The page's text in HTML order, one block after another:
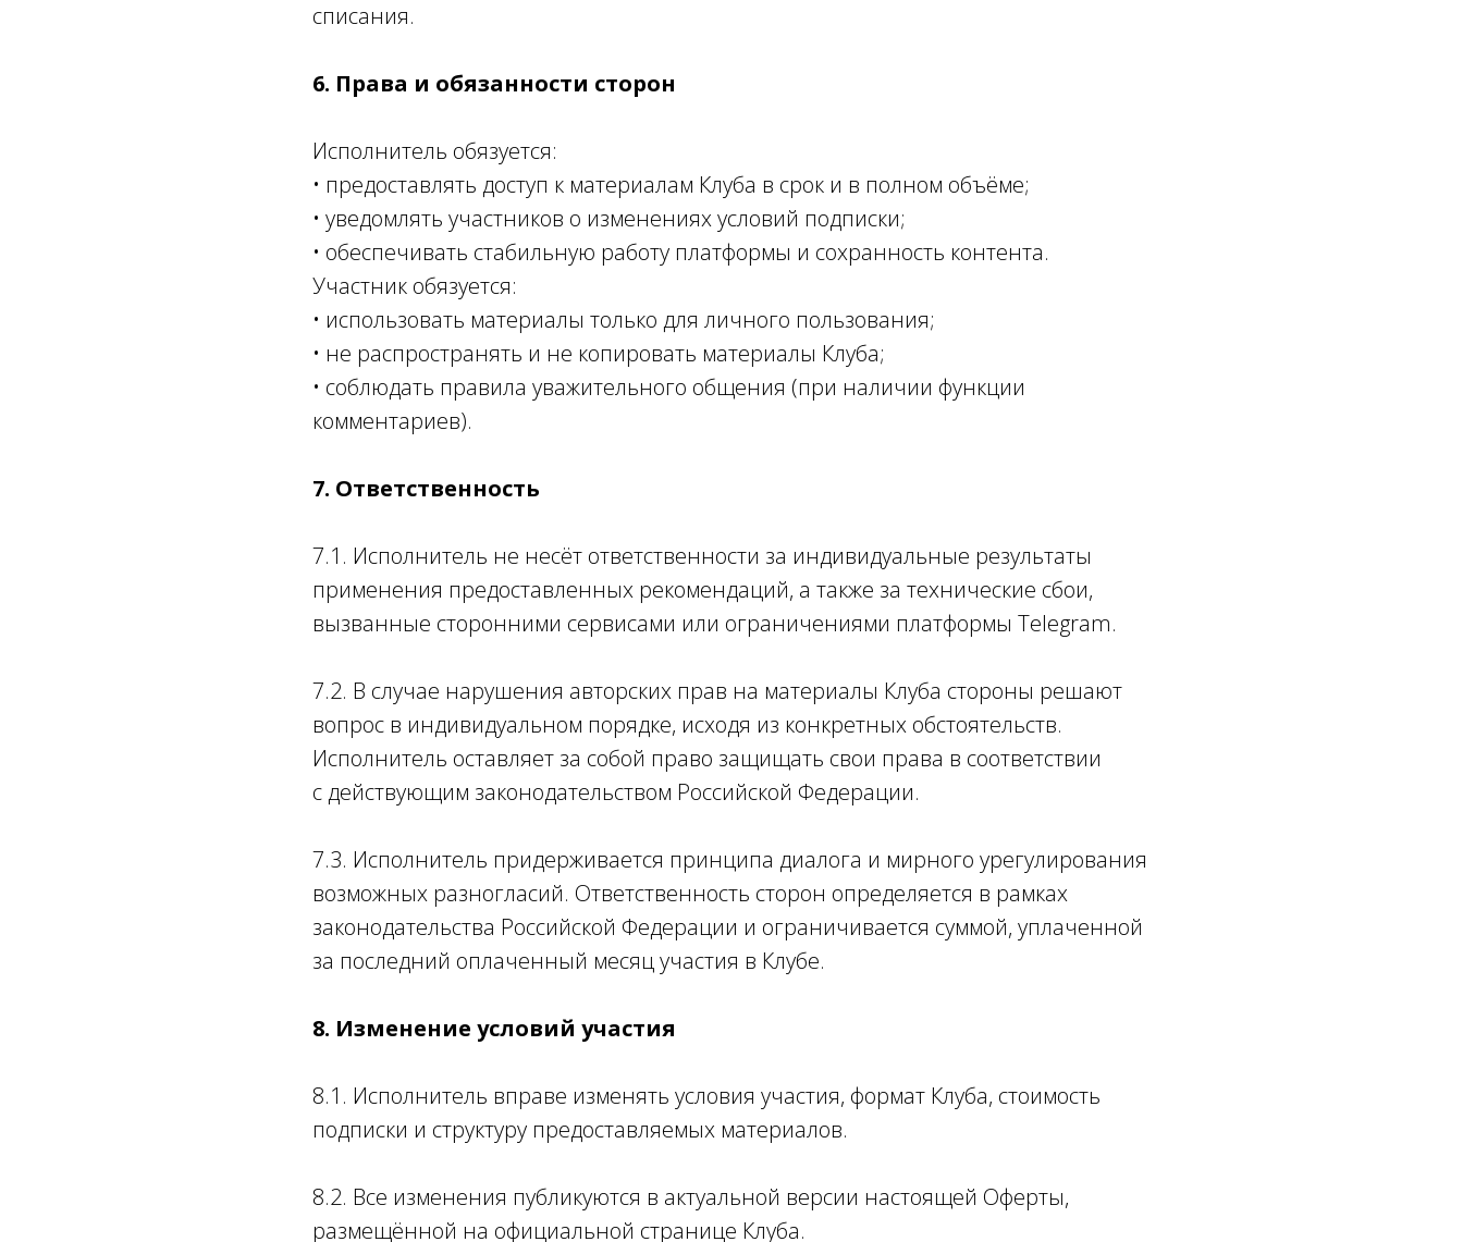
списания.
6. Права и обязанности сторон
Исполнитель обязуется:
• предоставлять доступ к материалам Клуба в срок и в полном объёме;
• уведомлять участников о изменениях условий подписки;
• обеспечивать стабильную работу платформы и сохранность контента.
Участник обязуется:
• использовать материалы только для личного пользования;
• не распространять и не копировать материалы Клуба;
• соблюдать правила уважительного общения (при наличии функции
комментариев).
7. Ответственность
7.1. Исполнитель не несёт ответственности за индивидуальные результаты
применения предоставленных рекомендаций, а также за технические сбои,
вызванные сторонними сервисами или ограничениями платформы Telegram.
7.2. В случае нарушения авторских прав на материалы Клуба стороны решают
вопрос в индивидуальном порядке, исходя из конкретных обстоятельств.
Исполнитель оставляет за собой право защищать свои права в соответствии
с действующим законодательством Российской Федерации.
7.3. Исполнитель придерживается принципа диалога и мирного урегулирования
возможных разногласий. Ответственность сторон определяется в рамках
законодательства Российской Федерации и ограничивается суммой, уплаченной
за последний оплаченный месяц участия в Клубе.
8. Изменение условий участия
8.1. Исполнитель вправе изменять условия участия, формат Клуба, стоимость
подписки и структуру предоставляемых материалов.
8.2. Все изменения публикуются в актуальной версии настоящей Оферты,
размещённой на официальной странице Клуба.